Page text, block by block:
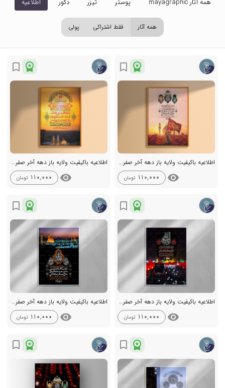
همه آثار mayagraphic پوستر تیزر دکور اطلاعیه
همه آثار فقط اشتراکی پولی
workspace_premium
bookmark_border
اطلاعیه باکیفیت ولایه باز دهه آخر صفر +استوری
visibility
110,000 تومان
workspace_premium
bookmark_border
اطلاعیه باکیفیت ولایه باز دهه آخر صفر +استوری
visibility
110,000 تومان
workspace_premium
bookmark_border
اطلاعیه باکیفیت ولایه باز دهه آخر صفر +استوری
visibility
110,000 تومان
workspace_premium
bookmark_border
اطلاعیه باکیفیت ولایه باز دهه آخر صفر +استوری
visibility
110,000 تومان
workspace_premium
bookmark_border
workspace_premium
bookmark_border